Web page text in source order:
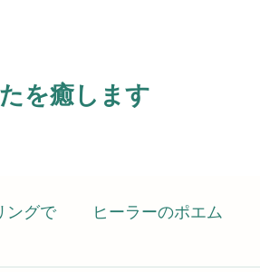
を癒します
ングで ヒーラーのポエム